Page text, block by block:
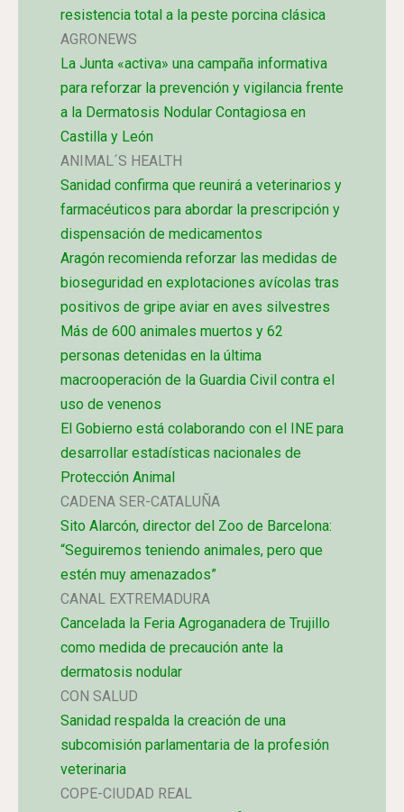
resistencia total a la peste porcina clásica
AGRONEWS
La Junta «activa» una campaña informativa
para reforzar la prevención y vigilancia frente
a la Dermatosis Nodular Contagiosa en
Castilla y León
ANIMAL´S HEALTH
Sanidad confirma que reunirá a veterinarios y
farmacéuticos para abordar la prescripción y
dispensación de medicamentos
Aragón recomienda reforzar las medidas de
bioseguridad en explotaciones avícolas tras
positivos de gripe aviar en aves silvestres
Más de 600 animales muertos y 62
personas detenidas en la última
macrooperación de la Guardia Civil contra el
uso de venenos
El Gobierno está colaborando con el INE para
desarrollar estadísticas nacionales de
Protección Animal
CADENA SER-CATALUÑA
Sito Alarcón, director del Zoo de Barcelona:
“Seguiremos teniendo animales, pero que
estén muy amenazados”
CANAL EXTREMADURA
Cancelada la Feria Agroganadera de Trujillo
como medida de precaución ante la
dermatosis nodular
CON SALUD
Sanidad respalda la creación de una
subcomisión parlamentaria de la profesión
veterinaria
COPE-CIUDAD REAL